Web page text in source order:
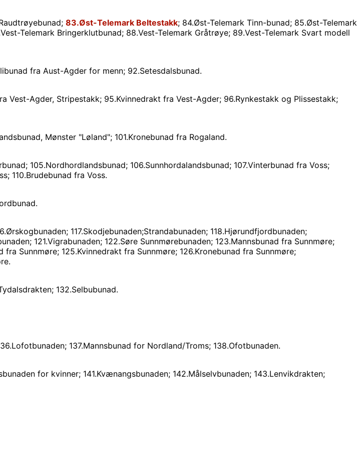
83.Øst-Telemark Beltestakk; 84.Øst-Telemark Tinn-bunad; 85.Øst-Telemark
Telemark Bringerklutbunad; 88.Vest-Telemark Gråtrøye; 89.Vest-Telemark Svart modell
fra Aust-Agder for menn; 92.Setesdalsbunad.
Vest-Agder, Stripestakk; 95.Kvinnedrakt fra Vest-Agder; 96.Rynkestakk og Plissestakk;
Mønster "Løland"; 101.Kronebunad fra Rogaland.
105.Nordhordlandsbunad; 106.Sunnhordalandsbunad; 107.Vinterbunad fra Voss;
110.Brudebunad fra Voss.
117.Skodjebunaden;Strandabunaden; 118.Hjørundfjordbunaden;
121.Vigrabunaden; 122.Søre Sunnmørebunaden; 123.Mannsbunad fra Sunnmøre;
fra Sunnmøre; 125.Kvinnedrakt fra Sunnmøre; 126.Kronebunad fra Sunnmøre;
132.Selbubunad.
137.Mannsbunad for Nordland/Troms; 138.Ofotbunaden.
for kvinner; 141.Kvænangsbunaden; 142.Målselvbunaden; 143.Lenvikdrakten;